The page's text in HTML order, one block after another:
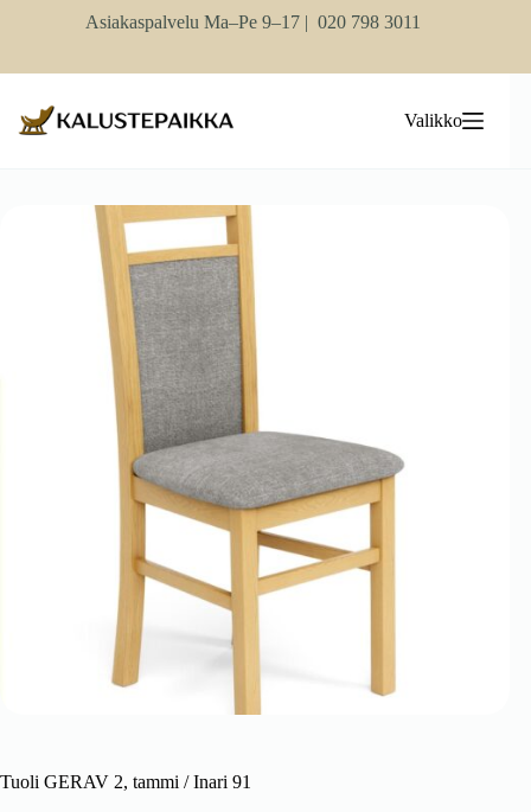
Asiakaspalvelu Ma–Pe 9–17 | 020 798 3011
Valikko
Tuoli GERAV 2, tammi / Inari 91